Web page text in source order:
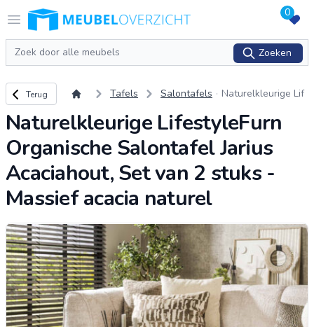
Open menu
Logo Meubeloverzicht.nl 0
Zoeken
Zoeken
Terug naar overzicht
Terug Tafels Salontafels
Naturelkleurige Lif
che Salontafel Jari
van 2 stuks - Massi
ef aca
Naturelkleurige LifestyleFurn
Organische Salontafel Jarius
Acaciahout, Set van 2 stuks -
Massief acacia naturel